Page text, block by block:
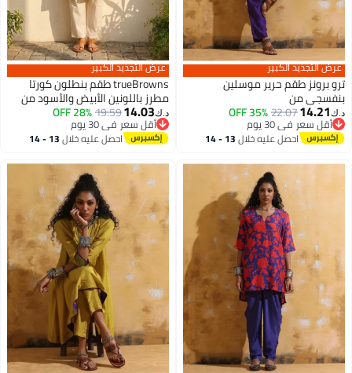
عرض التجديد الكبير
ترو برونز طقم حرير موسلين
بنفسجي من
د.ك‏14.21
22.07
35% OFF
أقل سعر في 30 يوم
أقل سعر في 30 يوماحصل عليه خلال 13 - 14
عرض التجديد الكبير
trueBrowns طقم بنطلون كورتا
مطرز باللونين الأبيض والأسود من
trueBrowns
د.ك‏14.03
19.59
28% OFF
أقل سعر في 30 يوم
أقل سعر في 30 يوماحصل عليه خلال 13 - 14